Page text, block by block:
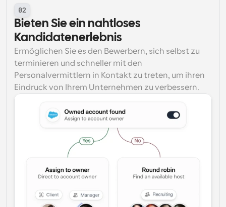
02
Bieten Sie ein nahtloses
Kandidatenerlebnis
Ermöglichen Sie es den Bewerbern, sich selbst zu
terminieren und schneller mit den
Personalvermittlern in Kontakt zu treten, um ihren
Eindruck von Ihrem Unternehmen zu verbessern.